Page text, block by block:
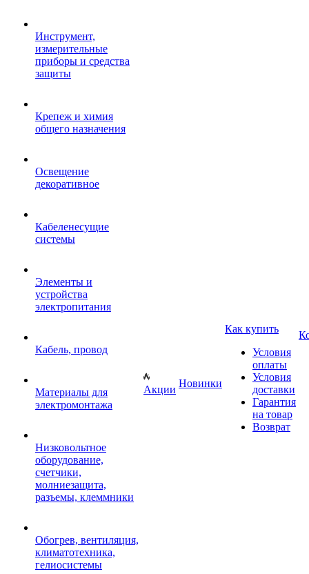
Инструмент,
измерительные
приборы и средства
защиты
Крепеж и химия
общего назначения
Освещение
декоративное
Кабеленесущие
системы
Элементы и
устройства
электропитания
Кабель, провод
Материалы для
электромонтажа
Низковольтное
оборудование,
счетчики,
молниезащита,
разъемы, клеммники
Обогрев, вентиляция,
климатотехника,
гелиосистемы
Акции
Новинки
Как купить
Условия
оплаты
Условия
доставки
Гарантия
на товар
Возврат